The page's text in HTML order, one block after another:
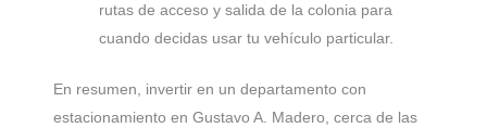
rutas de acceso y salida de la colonia para
cuando decidas usar tu vehículo particular.
En resumen, invertir en un departamento con
estacionamiento en Gustavo A. Madero, cerca de las